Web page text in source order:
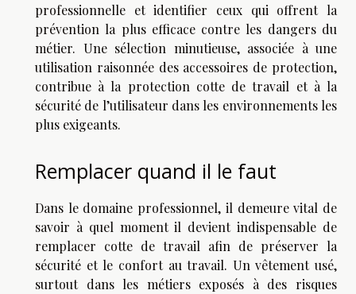
professionnelle et identifier ceux qui offrent la
prévention la plus efficace contre les dangers du
métier. Une sélection minutieuse, associée à une
utilisation raisonnée des accessoires de protection,
contribue à la protection cotte de travail et à la
sécurité de l’utilisateur dans les environnements les
plus exigeants.
Remplacer quand il le faut
Dans le domaine professionnel, il demeure vital de
savoir à quel moment il devient indispensable de
remplacer cotte de travail afin de préserver la
sécurité et le confort au travail. Un vêtement usé,
surtout dans les métiers exposés à des risques